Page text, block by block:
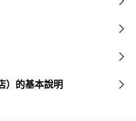
）的基本說明